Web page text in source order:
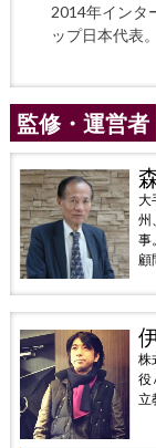
2014年インタ
ップ日本代表
監修・運営者
大
州
事
顧
株
役
立